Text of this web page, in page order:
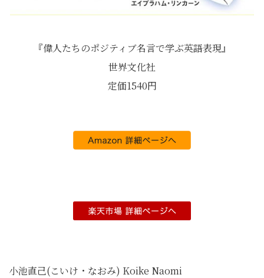
『偉人たちのポジティブ名言で学ぶ英語表現』
世界文化社
定価1540円
小池直己(こいけ・なおみ) Koike Naomi